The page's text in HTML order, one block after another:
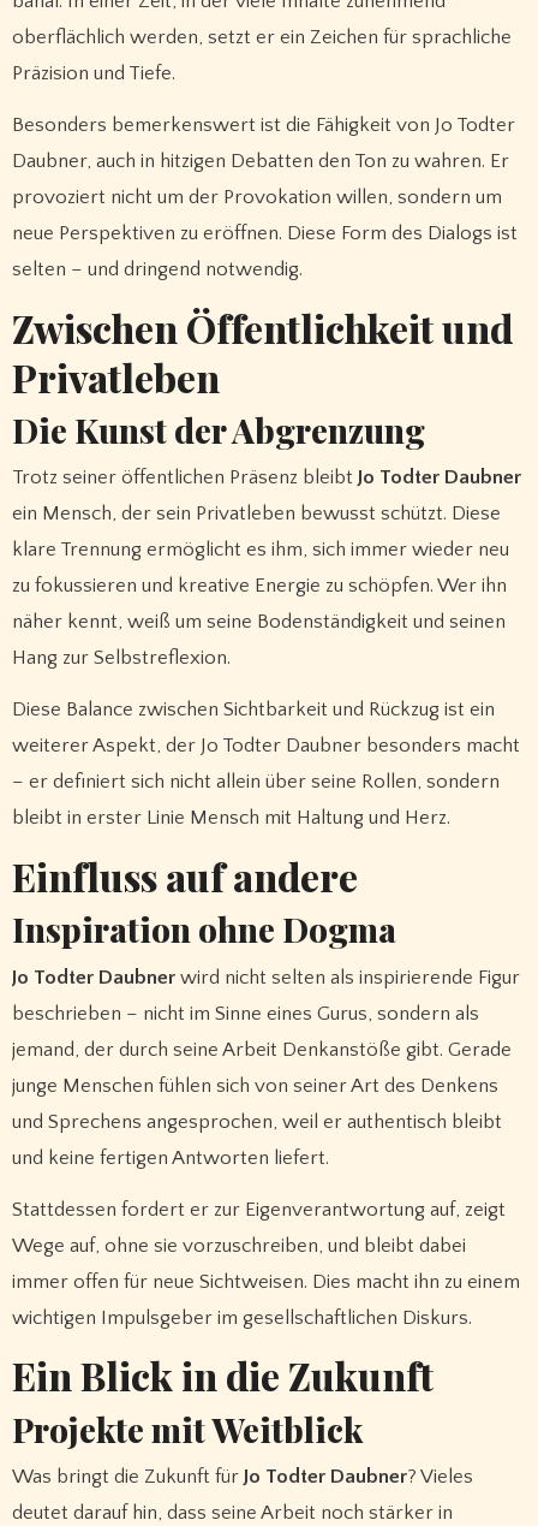
oberflächlich werden, setzt er ein Zeichen für sprachliche
Präzision und Tiefe.
Besonders bemerkenswert ist die Fähigkeit von Jo Todter
Daubner, auch in hitzigen Debatten den Ton zu wahren. Er
provoziert nicht um der Provokation willen, sondern um
neue Perspektiven zu eröffnen. Diese Form des Dialogs ist
selten – und dringend notwendig.
Zwischen Öffentlichkeit und
Privatleben
Die Kunst der Abgrenzung
Trotz seiner öffentlichen Präsenz bleibt Jo Todter Daubner
ein Mensch, der sein Privatleben bewusst schützt. Diese
klare Trennung ermöglicht es ihm, sich immer wieder neu
zu fokussieren und kreative Energie zu schöpfen. Wer ihn
näher kennt, weiß um seine Bodenständigkeit und seinen
Hang zur Selbstreflexion.
Diese Balance zwischen Sichtbarkeit und Rückzug ist ein
weiterer Aspekt, der Jo Todter Daubner besonders macht
– er definiert sich nicht allein über seine Rollen, sondern
bleibt in erster Linie Mensch mit Haltung und Herz.
Einfluss auf andere
Inspiration ohne Dogma
Jo Todter Daubnerwird nicht selten als inspirierende Figur
beschrieben – nicht im Sinne eines Gurus, sondern als
jemand, der durch seine Arbeit Denkanstöße gibt. Gerade
junge Menschen fühlen sich von seiner Art des Denkens
und Sprechens angesprochen, weil er authentisch bleibt
und keine fertigen Antworten liefert.
Stattdessen fordert er zur Eigenverantwortung auf, zeigt
Wege auf, ohne sie vorzuschreiben, und bleibt dabei
immer offen für neue Sichtweisen. Dies macht ihn zu einem
wichtigen Impulsgeber im gesellschaftlichen Diskurs.
Ein Blick in die Zukunft
Projekte mit Weitblick
Was bringt die Zukunft für Jo Todter Daubner? Vieles
deutet darauf hin, dass seine Arbeit noch stärker in